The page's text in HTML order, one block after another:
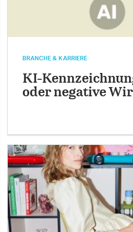
BRANCHE & KARRIERE
KI-
oder negative